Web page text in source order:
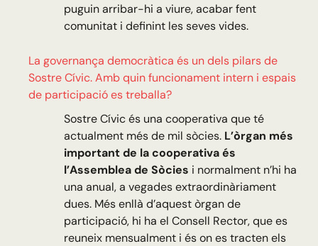
puguin arribar-hi a viure, acabar fent
comunitat i definint les seves vides.
La governança democràtica és un dels pilars de
Sostre Cívic. Amb quin funcionament intern i espais
de participació es treballa?
Sostre Cívic és una cooperativa que té
actualment més de mil sòcies. L’òrgan més
important de la cooperativa és
l’Assemblea de Sòcies i normalment n’hi ha
una anual, a vegades extraordinàriament
dues. Més enllà d’aquest òrgan de
participació, hi ha el Consell Rector, que es
reuneix mensualment i és on es tracten els